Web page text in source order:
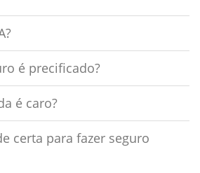
é precificado?
é caro?
certa para fazer seguro